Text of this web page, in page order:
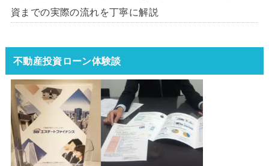
資までの実際の流れを丁寧に解説
不動産投資ローン体験談